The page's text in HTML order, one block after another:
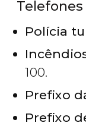
Polícia
100.
Prefixo
Prefixo